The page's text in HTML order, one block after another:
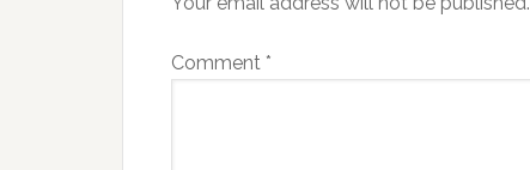
Comment *